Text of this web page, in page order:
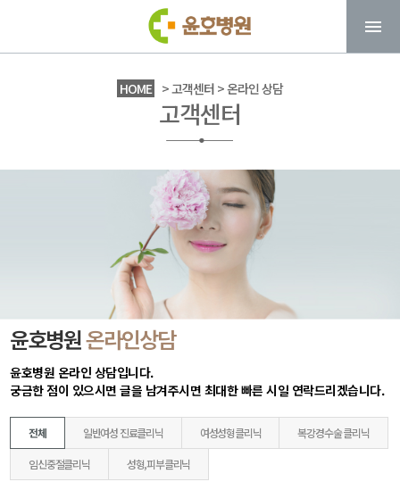
HOME > 고객센터 > 온라인 상담
고객센터
윤호병원온라인상담
윤호병원 온라인 상담입니다.
궁금한 점이 있으시면 글을 남겨주시면 최대한 빠른 시일 연락드리겠습니다.
전체 일반여성 진료클리닉 여성성형클리닉 복강경수술 클리닉
임신중절클리닉 성형,피부클리닉